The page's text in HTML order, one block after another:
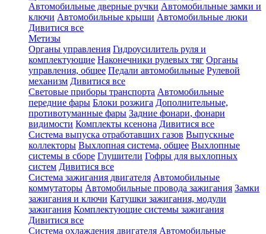
Автомобильные дверные ручки Автомобильные замки и
ключи Автомобильные крыши Автомобильные люки
Дивитися все
Метизы
Органы управления Гидроусилитель руля и
комплектующие Наконечники рулевых тяг Органы
управления, общее Педали автомобильные Рулевой
механизм Дивитися все
Световые приборы транспорта Автомобильные
передние фары Блоки розжига Дополнительные,
противотуманные фары Задние фонари, фонари
видимости Комплекты ксенона Дивитися все
Система выпуска отработавших газов Выпускные
коллекторы Выхлопная система, общее Выхлопные
системы в сборе Глушители Гофры для выхлопных
систем Дивитися все
Система зажигания двигателя Автомобильные
коммутаторы Автомобильные провода зажигания Замки
зажигания и ключи Катушки зажигания, модули
зажигания Комплектующие системы зажигания
Дивитися все
Система охлаждения двигателя Автомобильные